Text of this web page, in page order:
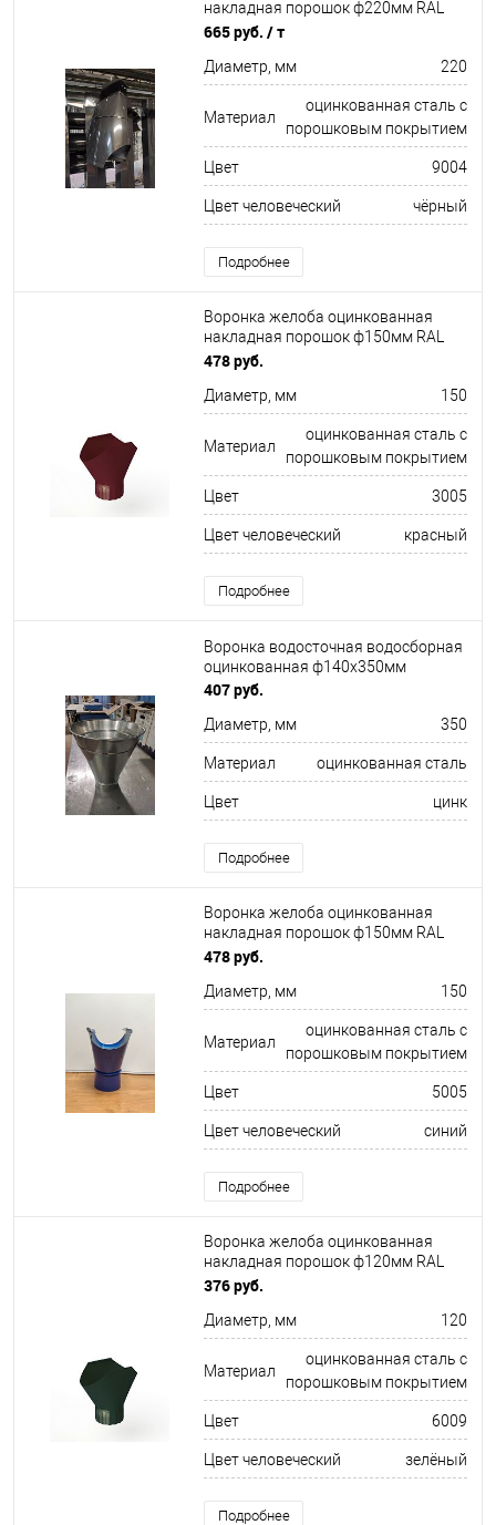
накладная порошок ф220мм RAL
9004
665 руб. / т
Диаметр, мм 220
Материал
оцинкованная сталь с
порошковым покрытием
Цвет 9004
Цвет человеческий чёрный
Подробнее
Воронка желоба оцинкованная
накладная порошок ф150мм RAL
3005
478 руб.
Диаметр, мм 150
Материал
оцинкованная сталь с
порошковым покрытием
Цвет 3005
Цвет человеческий красный
Подробнее
Воронка водосточная водосборная
оцинкованная ф140х350мм
407 руб.
Диаметр, мм 350
Материал оцинкованная сталь
Цвет цинк
Подробнее
Воронка желоба оцинкованная
накладная порошок ф150мм RAL
5005
478 руб.
Диаметр, мм 150
Материал
оцинкованная сталь с
порошковым покрытием
Цвет 5005
Цвет человеческий синий
Подробнее
Воронка желоба оцинкованная
накладная порошок ф120мм RAL
6009
376 руб.
Диаметр, мм 120
Материал
оцинкованная сталь с
порошковым покрытием
Цвет 6009
Цвет человеческий зелёный
Подробнее